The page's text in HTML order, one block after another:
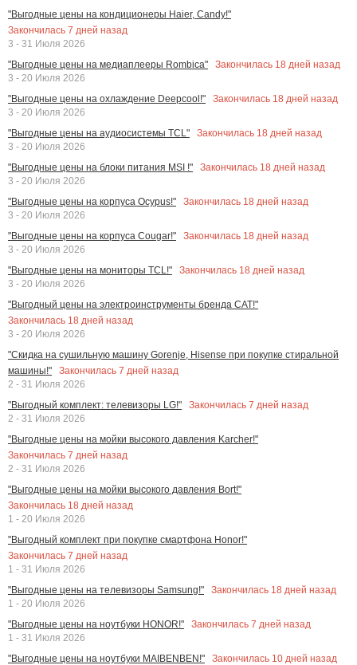
"Выгодные цены на кондиционеры Haier, Candy!"
Закончилась 7 дней назад
3 - 31 Июля 2026
"Выгодные цены на медиаплееры Rombica"
Закончилась 18 дней назад
3 - 20 Июля 2026
"Выгодные цены на охлаждение Deepcool!"
Закончилась 18 дней назад
3 - 20 Июля 2026
"Выгодные цены на аудиосистемы TCL"
Закончилась 18 дней назад
3 - 20 Июля 2026
"Выгодные цены на блоки питания MSI !"
Закончилась 18 дней назад
3 - 20 Июля 2026
"Выгодные цены на корпуса Ocypus!"
Закончилась 18 дней назад
3 - 20 Июля 2026
"Выгодные цены на корпуса Cougar!"
Закончилась 18 дней назад
3 - 20 Июля 2026
"Выгодные цены на мониторы TCL!"
Закончилась 18 дней назад
3 - 20 Июля 2026
"Выгодный цены на электроинструменты бренда CAT!"
Закончилась 18 дней назад
3 - 20 Июля 2026
"Скидка на сушильную машину Gorenje, Hisense при покупке стиральной
машины!"
Закончилась 7 дней назад
2 - 31 Июля 2026
"Выгодный комплект: телевизоры LG!"
Закончилась 7 дней назад
2 - 31 Июля 2026
"Выгодные цены на мойки высокого давления Karcher!"
Закончилась 7 дней назад
2 - 31 Июля 2026
"Выгодные цены на мойки высокого давления Bort!"
Закончилась 18 дней назад
1 - 20 Июля 2026
"Выгодный комплект при покупке смартфона Honor!"
Закончилась 7 дней назад
1 - 31 Июля 2026
"Выгодные цены на телевизоры Samsung!"
Закончилась 18 дней назад
1 - 20 Июля 2026
"Выгодные цены на ноутбуки HONOR!"
Закончилась 7 дней назад
1 - 31 Июля 2026
"Выгодные цены на ноутбуки MAIBENBEN!"
Закончилась 10 дней назад